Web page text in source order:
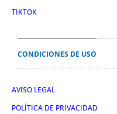
TIKTOK
CONDICIONES DE USO
AVISO LEGAL
POLÍTICA DE PRIVACIDAD